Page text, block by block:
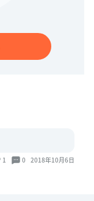
1 0 2018年10月6日